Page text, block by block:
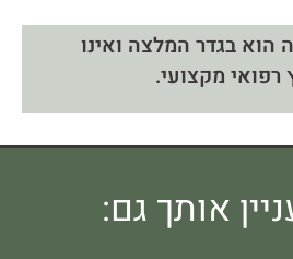
בגדר המלצה ואינו
רפואי מקצועי.
אותך גם: